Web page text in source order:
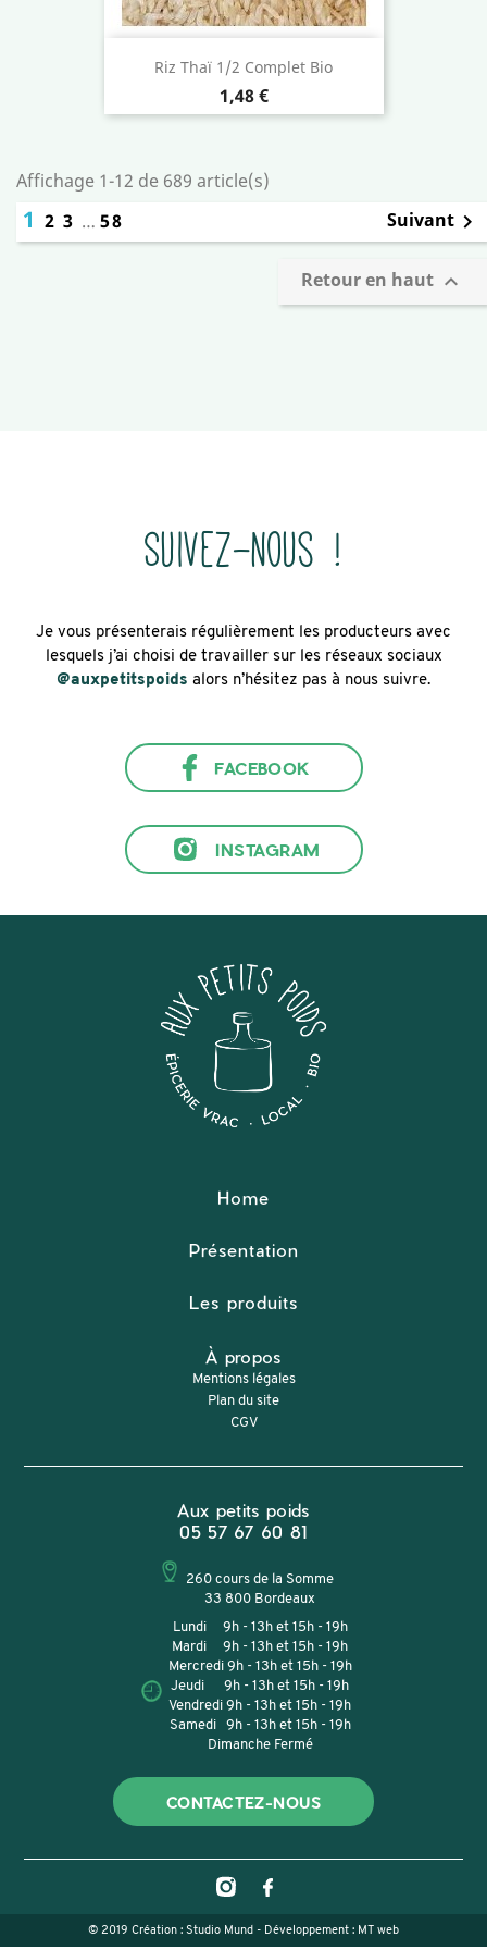
Riz Thaï 1/2 Complet Bio
Prix
1,48 €
Affichage 1-12 de 689 article(s)
1 2 3 … 58 Suivant 
Retour en haut 
Suivez-nous !
Je vous présenterais régulièrement les producteurs avec
lesquels j’ai choisi de travailler sur les réseaux sociaux
@auxpetitspoids alors n’hésitez pas à nous suivre.
FACEBOOK
INSTAGRAM
Home
Présentation
Les produits
À propos
Mentions légales
Plan du site
CGV
Aux petits poids
05 57 67 60 81
260 cours de la Somme
33 800 Bordeaux
Lundi 9h - 13h et 15h - 19h
Mardi 9h - 13h et 15h - 19h
Mercredi 9h - 13h et 15h - 19h
Jeudi 9h - 13h et 15h - 19h
Vendredi 9h - 13h et 15h - 19h
Samedi 9h - 13h et 15h - 19h
Dimanche Fermé
CONTACTEZ-NOUS
© 2019 Création : Studio Mund - Développement : MT web